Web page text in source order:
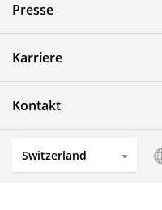
Optische Komponenten
Photovoltaiksysteme
Küchenprodukte
Presse
Karriere
Kontakt
Switzerland